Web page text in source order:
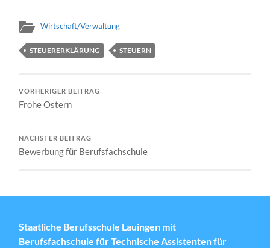
Wirtschaft/Verwaltung
STEUERERKLÄRUNG STEUERN
VORHERIGER BEITRAG
Frohe Ostern
NÄCHSTER BEITRAG
Bewerbung für Berufsfachschule
Staatliche Berufsschule Lauingen mit
Berufsfachschule für Technische Assistenten für